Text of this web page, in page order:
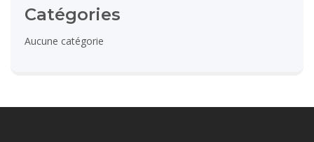
Catégories
Aucune catégorie